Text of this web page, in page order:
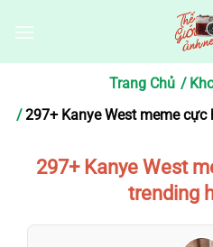
qua
Trang Chủ
297+ Kanye West meme
297+ Kanye West
trending